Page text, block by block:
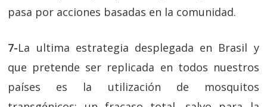
pasa por acciones basadas en la comunidad.
7-La ultima estrategia desplegada en Brasil y
que pretende ser replicada en todos nuestros
países es la utilización de mosquitos